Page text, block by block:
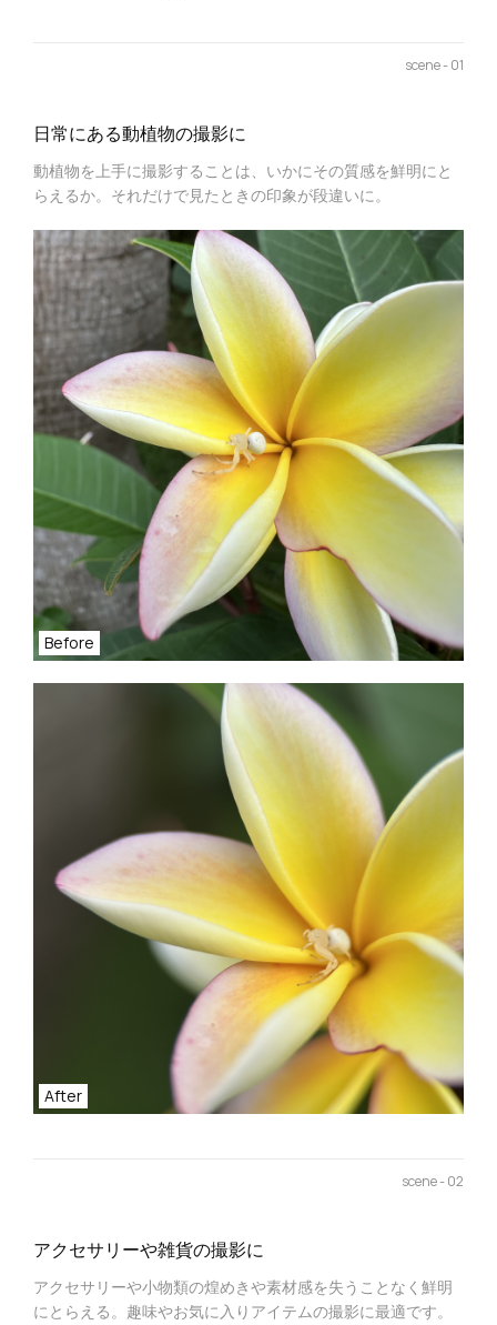
scene - 01
日常にある動植物の撮影に
動植物を上手に撮影することは、いかにその質感を鮮明にと
らえるか。それだけで見たときの印象が段違いに。
Before
After
scene - 02
アクセサリーや雑貨の撮影に
アクセサリーや小物類の煌めきや素材感を失うことなく鮮明
にとらえる。趣味やお気に入りアイテムの撮影に最適です。